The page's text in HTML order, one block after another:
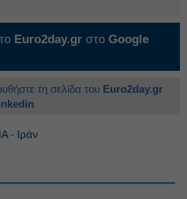
Euro2day.gr στο Google
τη σελίδα του Euro2day.gr
- Ιράν